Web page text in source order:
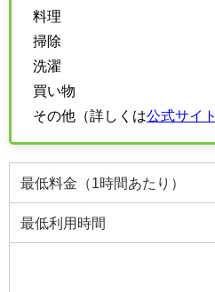
料理
掃除
洗濯
買い物
その他（詳しくは公式サイト
最低料金（1時間あたり）
最低利用時間